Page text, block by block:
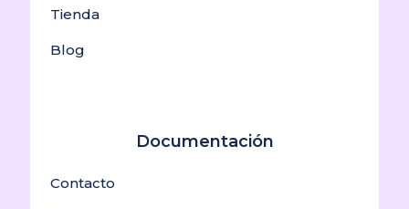
Tienda
Blog
Documentación
Contacto